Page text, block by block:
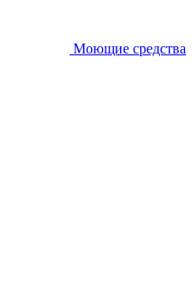
Моющие средства